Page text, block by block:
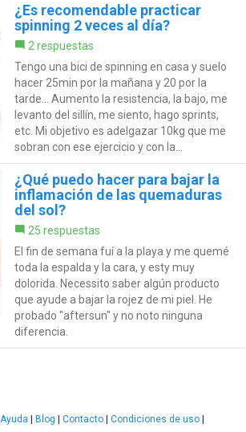
¿Es recomendable practicar
spinning 2 veces al día?
2 respuestas
Tengo una bici de spinning en casa y suelo
hacer 25min por la mañana y 20 por la
tarde... Aumento la resistencia, la bajo, me
levanto del sillín, me siento, hago sprints,
etc. Mi objetivo es adelgazar 10kg que me
sobran con ese ejercicio y con la...
¿Qué puedo hacer para bajar la
inflamación de las quemaduras
del sol?
25 respuestas
El fin de semana fuí a la playa y me quemé
toda la espalda y la cara, y esty muy
dolorida. Necessito saber algún producto
que ayude a bajar la rojez de mi piel. He
probado "aftersun" y no noto ninguna
diferencia.
Ayuda | Blog | Contacto | Condiciones de uso |